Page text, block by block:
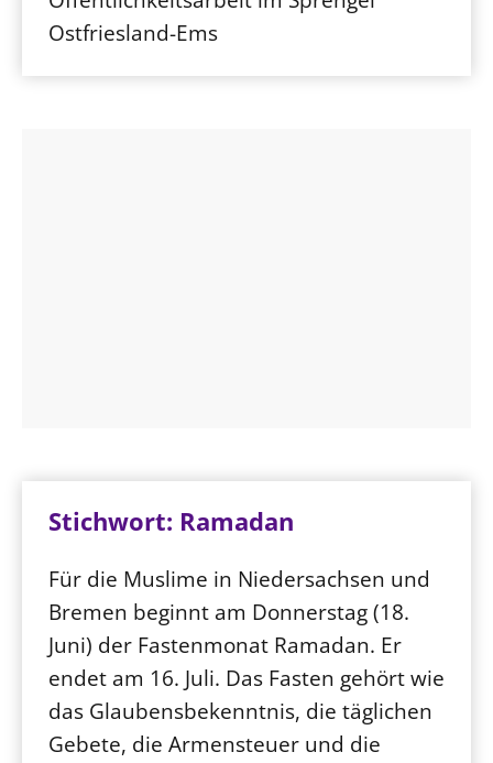
Ostfriesland-Ems
Stichwort: Ramadan
Für die Muslime in Niedersachsen und
Bremen beginnt am Donnerstag (18.
Juni) der Fastenmonat Ramadan. Er
endet am 16. Juli. Das Fasten gehört wie
das Glaubensbekenntnis, die täglichen
Gebete, die Armensteuer und die